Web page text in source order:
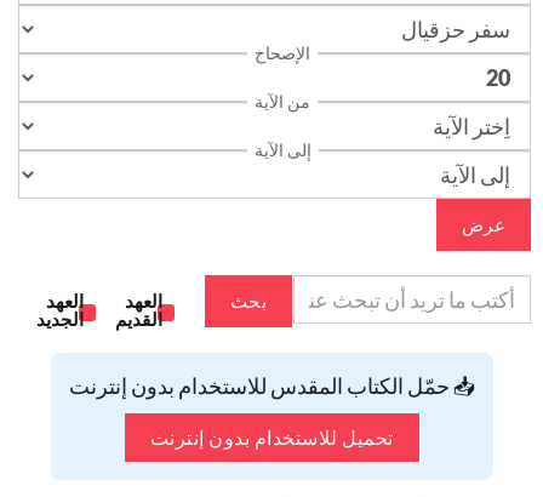
الإصحاح
من الآية
إلى الآية
عرض
بحث
العهد
القديم
العهد
الجديد
📥 حمّل الكتاب المقدس للاستخدام بدون إنترنت
تحميل للاستخدام بدون إنترنت